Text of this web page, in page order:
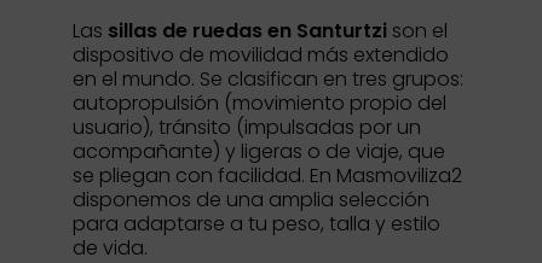
Las sillas de ruedas en Santurtzi son el
dispositivo de movilidad más extendido
en el mundo. Se clasifican en tres grupos:
autopropulsión (movimiento propio del
usuario), tránsito (impulsadas por un
acompañante) y ligeras o de viaje, que
se pliegan con facilidad. En Masmoviliza2
disponemos de una amplia selección
para adaptarse a tu peso, talla y estilo
de vida.